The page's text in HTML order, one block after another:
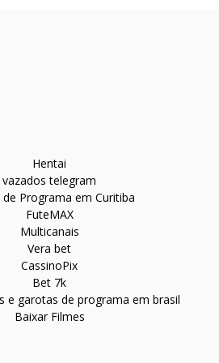
Hentai
vazados telegram
Programa em Curitiba
FuteMAX
Multicanais
Vera bet
CassinoPix
Bet 7k
e garotas de programa em brasil
Baixar Filmes